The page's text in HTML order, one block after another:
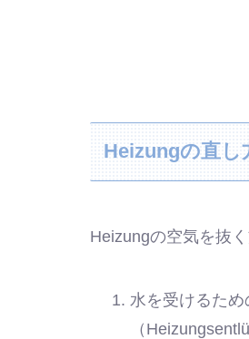
Heizungの直し
Heizungの空気を抜
水を受けるた
（